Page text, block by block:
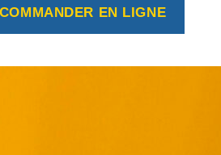
COMMANDER EN LIGNE